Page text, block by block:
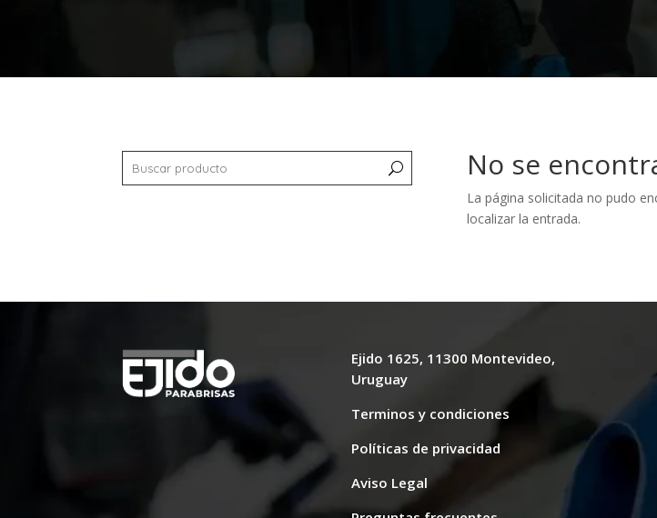
No se
La página solicitada no pudo
localizar la entrada.
Ejido 1625, 11300 Montevideo,
Uruguay
Terminos y condiciones
Políticas de privacidad
Aviso Legal